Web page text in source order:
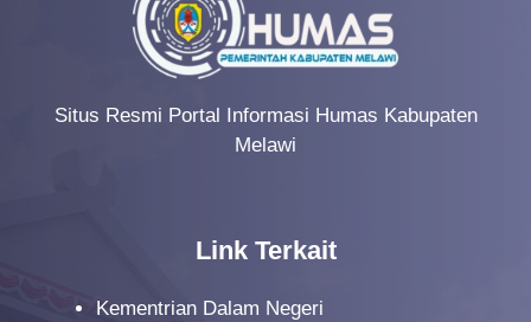
Situs Resmi Portal Informasi Humas Kabupaten
Melawi
Link Terkait
Kementrian Dalam Negeri